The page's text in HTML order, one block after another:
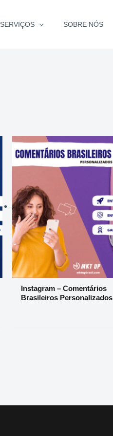
SERVIÇOS SOBRE NÓS
Instagram – Comentários
Brasileiros Personalizados